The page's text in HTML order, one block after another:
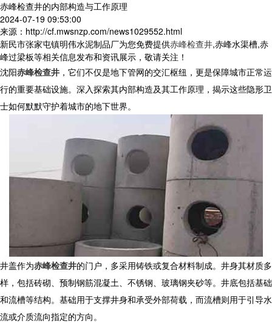
赤峰检查井的内部构造与工作原理
2024-07-19 09:53:00
来源：http://cf.mwsnzp.com/news1029552.html
新民市张家屯镇明伟水泥制品厂为您免费提供赤峰检查井,赤峰水渠槽,赤
峰过梁板等相关信息发布和资讯展示，敬请关注！
沈阳赤峰检查井 ，它们不仅是地下管网的交汇枢纽，更是保障城市正常运
行的重要基础设施。深入探索其内部构造及其工作原理，揭示这些隐形卫
士如何默默守护着城市的地下世界。
井盖作为赤峰检查井的门户，多采用铸铁或复合材料制成。井身其材质多
样，包括砖砌、预制钢筋混凝土、不锈钢、玻璃钢夹砂等。井底包括基础
和流槽等结构。基础用于支撑井身和承受外部荷载，而流槽则用于引导水
流或介质流向指定的方向。